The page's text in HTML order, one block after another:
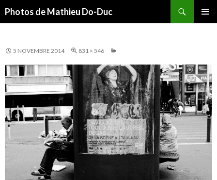
Photos de Mathieu Do-Duc
5 NOVEMBRE 2014 831 × 546